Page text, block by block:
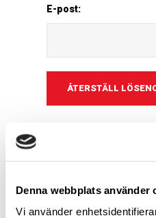
Denna webbplats använder
Vi använder
E-post: